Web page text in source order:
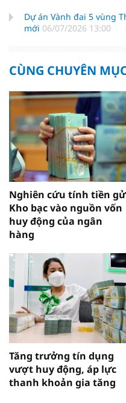
Dự án Vành đai 5 vùng
mới 06/07/2026 13:00
CÙNG CHUYÊN
Nghiên cứu tính tiền
Kho bạc vào nguồn vốn
huy động của ngân
hàng
Tăng trưởng tín dụng
vượt huy động, áp lực
thanh khoản gia tăng